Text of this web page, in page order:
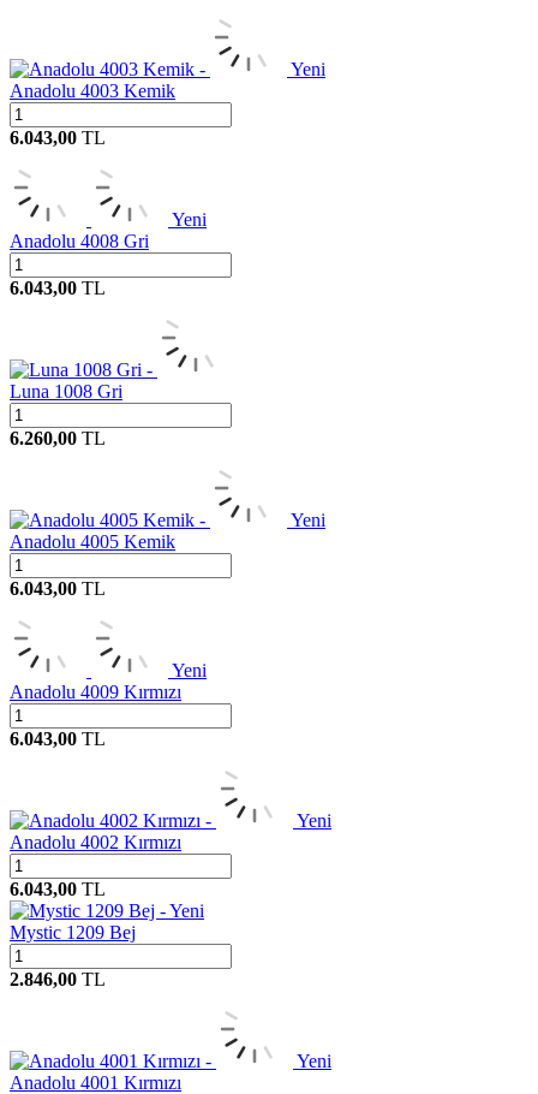
Yeni
Anadolu 4003 Kemik
6.043,00 TL
Yeni
Anadolu 4008 Gri
6.043,00 TL
Luna 1008 Gri
6.260,00 TL
Yeni
Anadolu 4005 Kemik
6.043,00 TL
Yeni
Anadolu 4009 Kırmızı
6.043,00 TL
Yeni
Anadolu 4002 Kırmızı
6.043,00 TL
Yeni
Mystic 1209 Bej
2.846,00 TL
Yeni
Anadolu 4001 Kırmızı